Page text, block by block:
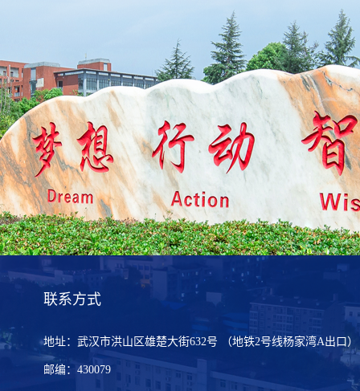
联系方式
地址：武汉市洪山区雄楚大街632号 （地铁2号线杨家湾A出口）
邮编：430079